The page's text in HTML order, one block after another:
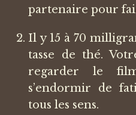
partenaire pour
Il y 15 à 70
tasse de thé.
regarder le
s’endormir de
tous les sens.